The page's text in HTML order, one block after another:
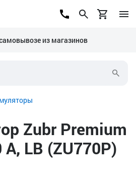
из магазинов
Zubr Premium
А, LB (ZU770P)